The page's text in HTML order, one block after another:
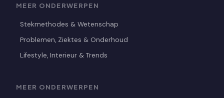
MEER ONDERWERPEN
Stekmethodes & Wetenschap
Problemen, Ziektes & Onderhoud
Lifestyle, Interieur & Trends
MEER ONDERWERPEN